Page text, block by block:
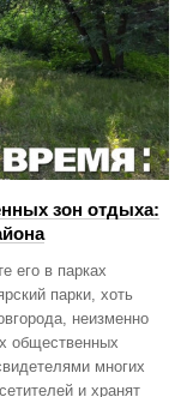
зон отдыха:
его в парках
парки, хоть
неизменно
общественных
многих
и хранят